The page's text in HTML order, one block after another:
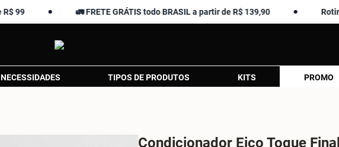
🚛 FRETE GRÁTIS todo BRASIL a partir de R$ 139,90 Rotinas
NECESSIDADES TIPOS DE PRODUTOS KITS PROMO
Condicionador Eico Toque Final